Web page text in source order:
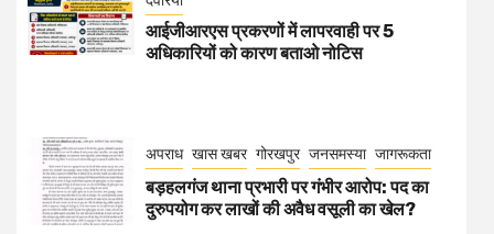
आईजीआरएस प्रकरणों में लापरवाही पर 5
अधिकारियों को कारण बताओ नोटिस
अपराध खास खबर गोरखपुर जनसमस्या जागरूकता
बड़हलगंज थाना प्रभारी पर गंभीर आरोप: पद का
दुरुपयोग कर लाखों की अवैध वसूली का खेल?